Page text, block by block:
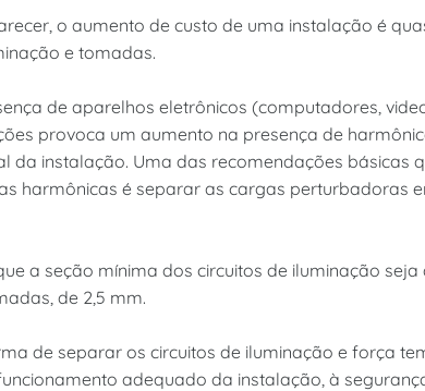
o aumento de custo de uma instalação é
e tomadas.
de aparelhos eletrônicos (computadores,
provoca um aumento na presença de
da instalação. Uma das recomendações básicas
harmônicas é separar as cargas perturbadoras
a seção mínima dos circuitos de iluminação seja
de 2,5 mm.
de separar os circuitos de iluminação e força
adequado da instalação, à